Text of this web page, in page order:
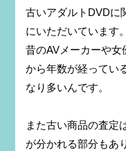
古いアダルトDVDに
にいただいています。
昔のAVメーカーや女
から年数が経ってい
なり多いんです。
また古い商品の査定
が分かれる部分もあ